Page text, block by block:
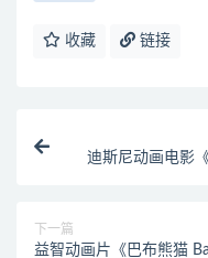
收藏 链接
迪斯尼动画电影
下一篇
益智动画片《巴布熊猫